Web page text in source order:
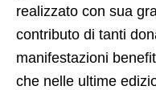
realizzato con sua
contributo di tanti
manifestazioni
che nelle ultime